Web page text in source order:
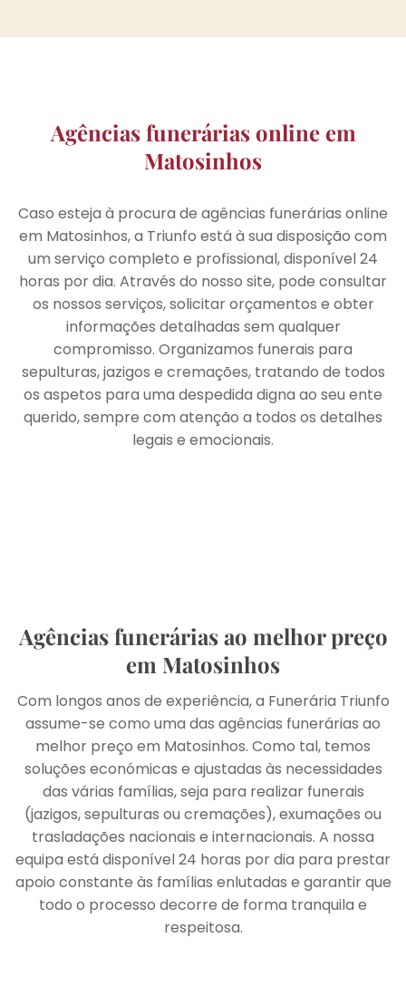
Agências funerárias online em
Matosinhos
Caso esteja à procura de agências funerárias online
em Matosinhos, a Triunfo está à sua disposição com
um serviço completo e profissional, disponível 24
horas por dia. Através do nosso site, pode consultar
os nossos serviços, solicitar orçamentos e obter
informações detalhadas sem qualquer
compromisso. Organizamos funerais para
sepulturas, jazigos e cremações, tratando de todos
os aspetos para uma despedida digna ao seu ente
querido, sempre com atenção a todos os detalhes
legais e emocionais.
Agências funerárias ao melhor preço
em Matosinhos
Com longos anos de experiência, a Funerária Triunfo
assume-se como uma das agências funerárias ao
melhor preço em Matosinhos. Como tal, temos
soluções económicas e ajustadas às necessidades
das várias famílias, seja para realizar funerais
(jazigos, sepulturas ou cremações), exumações ou
trasladações nacionais e internacionais. A nossa
equipa está disponível 24 horas por dia para prestar
apoio constante às famílias enlutadas e garantir que
todo o processo decorre de forma tranquila e
respeitosa.